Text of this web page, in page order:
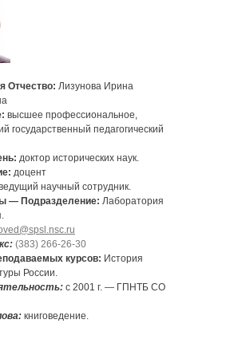
Отчество: Лизунова Ирина
высшее профессиональное,
государственный педагогический
доктор исторических наук.
доцент
научный сотрудник.
— Подразделение: Лаборатория
: (383) 266-26-30
курсов: История
России.
с 2001 г. — ГПНТБ СО
книговедение.